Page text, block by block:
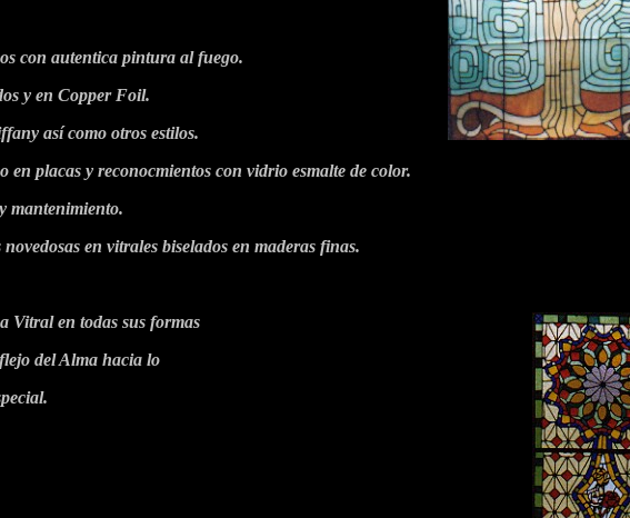
con autentica pintura al fuego.
y en Copper Foil.
así como otros estilos.
en placas y reconocmientos con vidrio esmalte de color.
mantenimiento.
en vitrales biselados en maderas finas.
Vitral en todas sus formas
del Alma hacia lo